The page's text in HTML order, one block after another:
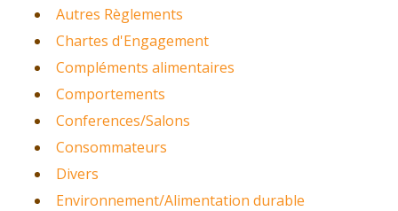
Autres Règlements
Chartes d'Engagement
Compléments alimentaires
Comportements
Conferences/Salons
Consommateurs
Divers
Environnement/Alimentation durable